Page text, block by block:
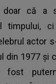
că a
timpului,
actor
din 1977 și
fost